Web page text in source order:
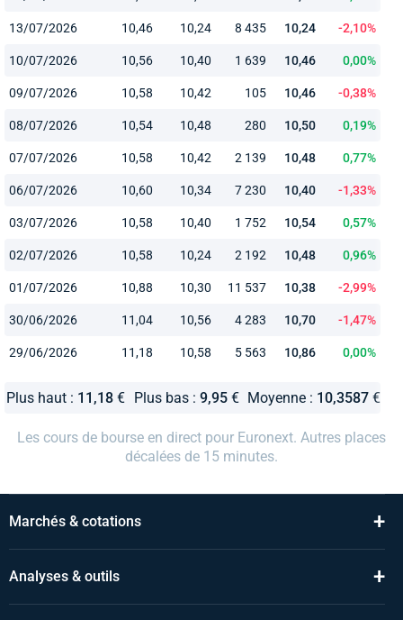
13/07/2026 10,46 10,24 8 435 10,24 -2,10%
10/07/2026 10,56 10,40 1 639 10,46 0,00%
09/07/2026 10,58 10,42 105 10,46 -0,38%
08/07/2026 10,54 10,48 280 10,50 0,19%
07/07/2026 10,58 10,42 2 139 10,48 0,77%
06/07/2026 10,60 10,34 7 230 10,40 -1,33%
03/07/2026 10,58 10,40 1 752 10,54 0,57%
02/07/2026 10,58 10,24 2 192 10,48 0,96%
01/07/2026 10,88 10,30 11 537 10,38 -2,99%
30/06/2026 11,04 10,56 4 283 10,70 -1,47%
29/06/2026 11,18 10,58 5 563 10,86 0,00%
Plus haut : 11,18€ Plus bas : 9,95 € Moyenne : 10,3587 €
Les cours de bourse en direct pour Euronext. Autres places
décalées de 15 minutes.
Marchés & cotations +
Analyses & outils +